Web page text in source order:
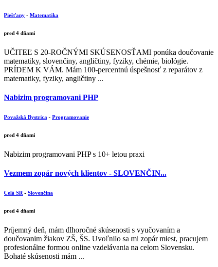
Piešťany - Matematika
pred 4 dňami
UČITEĽ S 20-ROČNÝMI SKÚSENOSŤAMI ponúka doučovanie
matematiky, slovenčiny, angličtiny, fyziky, chémie, biológie.
PRÍDEM K VÁM. Mám 100-percentnú úspešnosť z reparátov z
matematiky, fyziky, angličtiny ...
Nabizim programovani PHP
Považská Bystrica - Programovanie
pred 4 dňami
Nabizim programovani PHP s 10+ letou praxi
Vezmem zopár nových klientov - SLOVENČIN...
Celá SR - Slovenčina
pred 4 dňami
Príjemný deň, mám dlhoročné skúsenosti s vyučovaním a
doučovanim žiakov ZŠ, ŠS. Uvoľnilo sa mi zopár miest, pracujem
profesionálne formou online vzdelávania na celom Slovensku.
Bohaté skúsenosti mám ...